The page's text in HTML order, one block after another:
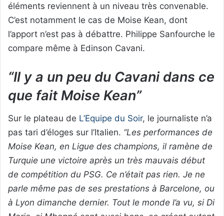
éléments reviennent à un niveau très convenable.
C’est notamment le cas de Moise Kean, dont
l’apport n’est pas à débattre. Philippe Sanfourche le
compare même à Edinson Cavani.
“Il y a un peu du Cavani dans ce
que fait Moise Kean”
Sur le plateau de L’Equipe du Soir, le journaliste n’a
pas tari d’éloges sur l’Italien. “Les performances de
Moise Kean, en Ligue des champions, il ramène de
Turquie une victoire après un très mauvais début
de compétition du PSG. Ce n’était pas rien. Je ne
parle même pas de ses prestations à Barcelone, ou
à Lyon dimanche dernier. Tout le monde l’a vu, si Di